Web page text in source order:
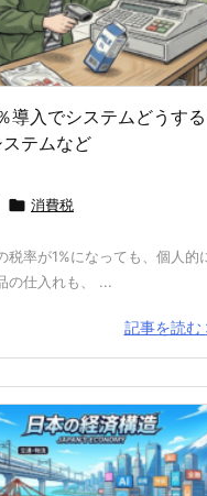
導入でシステムどうす
テムなど
 消費税
税率が1%になっても、個人的
の仕入れも、 ...
記事を読む